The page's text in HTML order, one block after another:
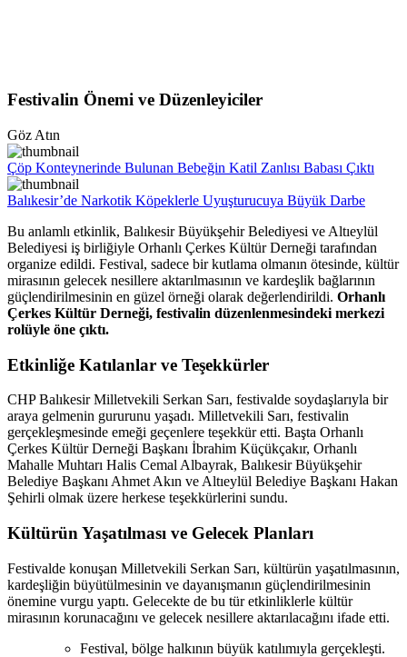
Festivalin Önemi ve Düzenleyiciler
Göz Atın
Çöp Konteynerinde Bulunan Bebeğin Katil Zanlısı Babası Çıktı
Balıkesir’de Narkotik Köpeklerle Uyuşturucuya Büyük Darbe
Bu anlamlı etkinlik, Balıkesir Büyükşehir Belediyesi ve Altıeylül
Belediyesi iş birliğiyle Orhanlı Çerkes Kültür Derneği tarafından
organize edildi. Festival, sadece bir kutlama olmanın ötesinde, kültür
mirasının gelecek nesillere aktarılmasının ve kardeşlik bağlarının
güçlendirilmesinin en güzel örneği olarak değerlendirildi. Orhanlı
Çerkes Kültür Derneği, festivalin düzenlenmesindeki merkezi
rolüyle öne çıktı.
Etkinliğe Katılanlar ve Teşekkürler
CHP Balıkesir Milletvekili Serkan Sarı, festivalde soydaşlarıyla bir
araya gelmenin gururunu yaşadı. Milletvekili Sarı, festivalin
gerçekleşmesinde emeği geçenlere teşekkür etti. Başta Orhanlı
Çerkes Kültür Derneği Başkanı İbrahim Küçükçakır, Orhanlı
Mahalle Muhtarı Halis Cemal Albayrak, Balıkesir Büyükşehir
Belediye Başkanı Ahmet Akın ve Altıeylül Belediye Başkanı Hakan
Şehirli olmak üzere herkese teşekkürlerini sundu.
Kültürün Yaşatılması ve Gelecek Planları
Festivalde konuşan Milletvekili Serkan Sarı, kültürün yaşatılmasının,
kardeşliğin büyütülmesinin ve dayanışmanın güçlendirilmesinin
önemine vurgu yaptı. Gelecekte de bu tür etkinliklerle kültür
mirasının korunacağını ve gelecek nesillere aktarılacağını ifade etti.
Festival, bölge halkının büyük katılımıyla gerçekleşti.